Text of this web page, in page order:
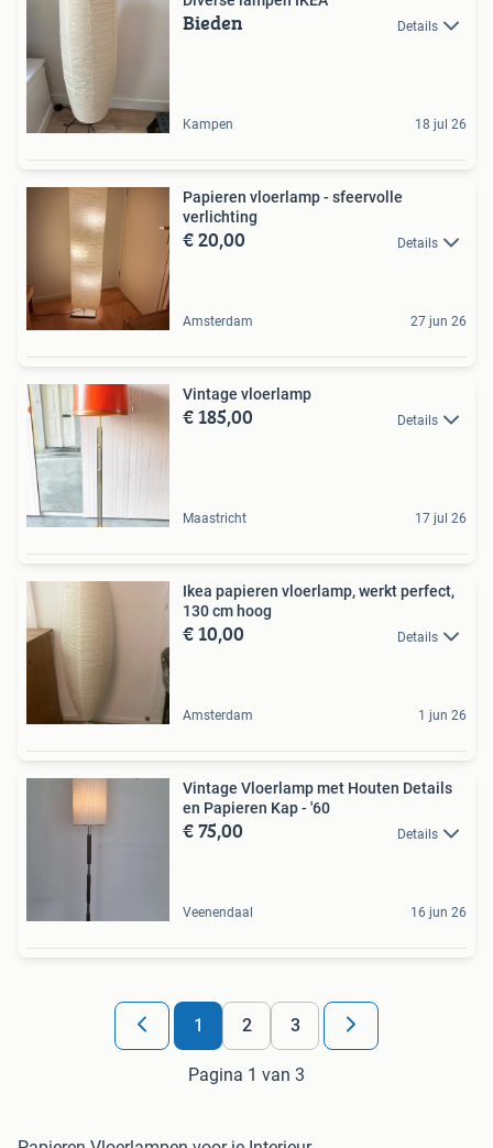
Bieden Details
Kampen 18 jul 26
Papieren vloerlamp - sfeervolle
verlichting
€ 20,00 Details
Amsterdam 27 jun 26
Vintage vloerlamp
€ 185,00 Details
Maastricht 17 jul 26
Ikea papieren vloerlamp, werkt perfect,
130 cm hoog
€ 10,00 Details
Amsterdam 1 jun 26
Vintage Vloerlamp met Houten Details
en Papieren Kap - '60
€ 75,00 Details
Veenendaal 16 jun 26
1 2 3
Pagina 1 van 3